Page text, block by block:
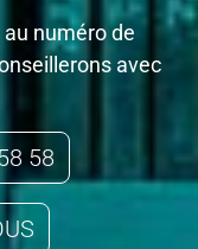
numéro de
avec
58